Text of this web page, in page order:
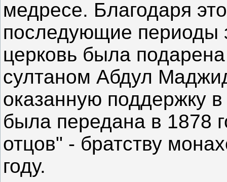
медресе. Благодаря
последующие периоды
церковь была
султаном Абдул
оказанную поддержку
была передана в 1878
отцов" - братству
году.